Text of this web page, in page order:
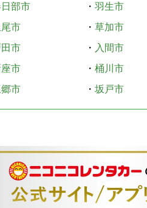
部市 ・ 羽生市
尾市 ・ 草加市
田市 ・ 入間市
市 ・ 桶川市
市 ・ 坂戸市